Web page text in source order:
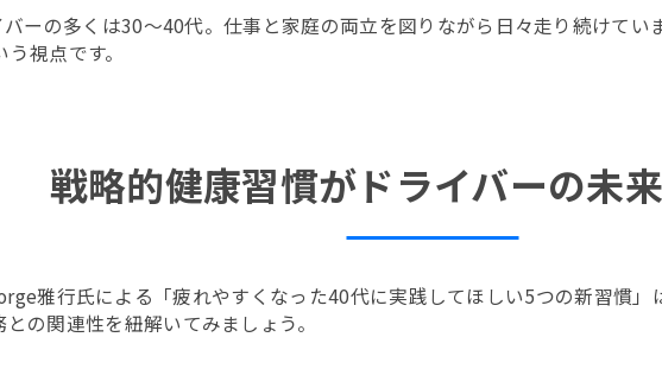
ーの多くは30〜40代。仕事と家庭の両立を図りながら日々走り続けて
視点です。
戦略的健康習慣がドライバーの未
雅行氏による「疲れやすくなった40代に実践してほしい5つの新習慣
の関連性を紐解いてみましょう。